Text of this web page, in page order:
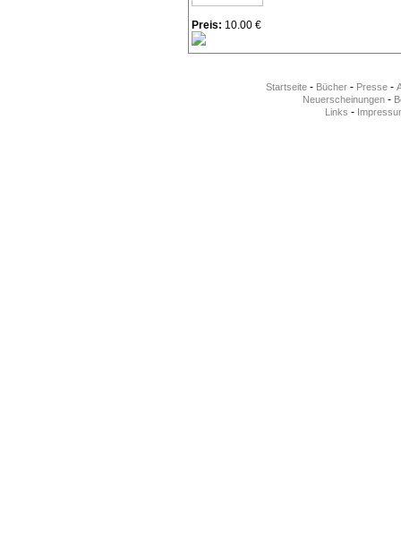
Preis: 10.00 €
Startseite - Bücher - Presse -
Neuerscheinungen-
Links -